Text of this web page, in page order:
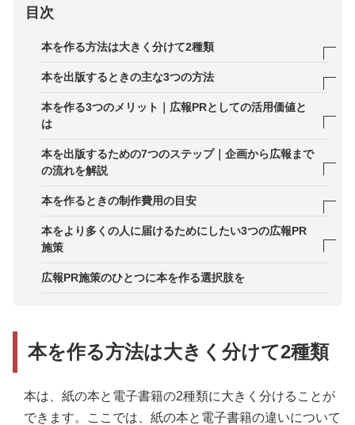
目次
本を作る方法は大きく分けて2種類
紙の本｜ハードカバーとソフトカバーの違い
電子書籍｜成長を続けるデジタル出版
本を出版するときの主な3つの方法
商業出版
企業出版
本を作る3つのメリット｜広報PRとしての活用価値と
は
メリット1．企業や取り組みの認知拡大につながる
る
本を出版するための7つのステップ｜企画から広報まで
の流れを解説
STEP1．企画
STEP2．執筆
STEP4．ブックデザイン・装丁
STEP6．刊行
本を作るときの制作費用の目安
商業出版の場合
本をより多くの人に届けるためにしたい3つの広報PR
施策
1．プレスリリース配信
3．献本
談
広報PR施策のひとつに本を作る選択肢を
本を作る方法は大きく分けて2種類
本は、紙の本と電子書籍の2種類に大きく分けることが
できます。ここでは、紙の本と電子書籍の違いについて